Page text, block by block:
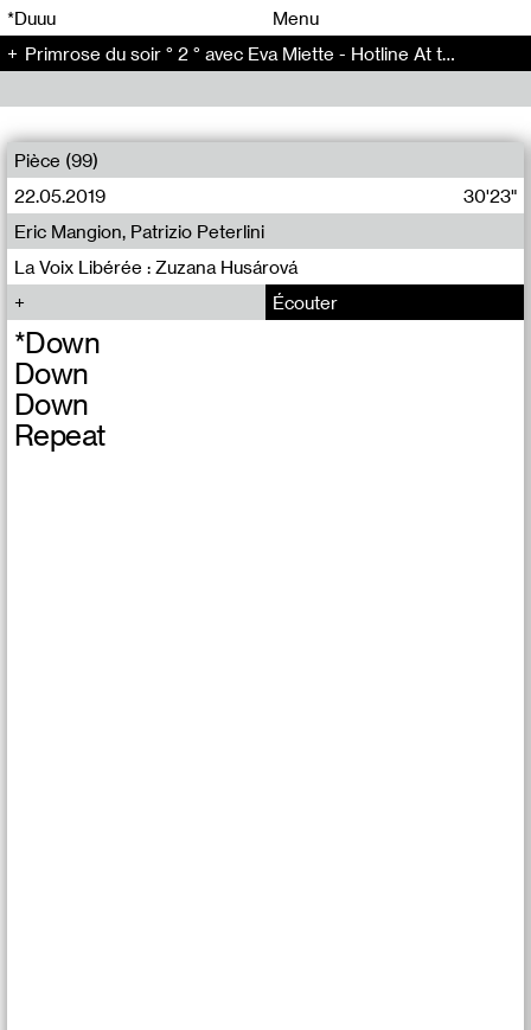
*Duuu
Menu
Primrose du soir ° 2 ° avec Eva Miette - Hotline At the same time (2)
Pièce (99)
22.05.2019
30'23"
La Voix Libérée : Zuzana Husárová
Eric Mangion, Patrizio Peterlini
Écouter
*Down
Down
Down
Repeat
00 00
00 00